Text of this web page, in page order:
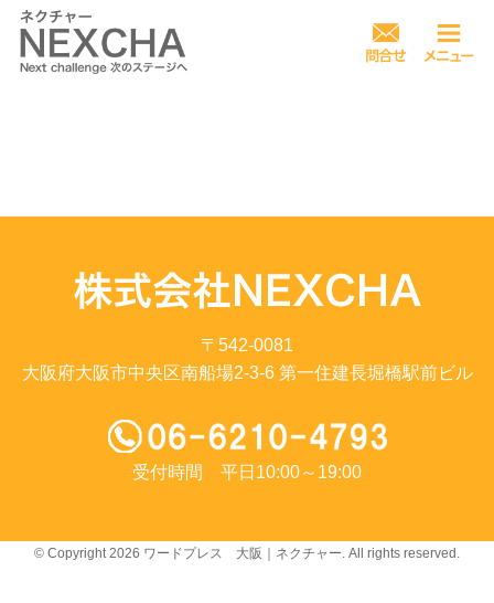
〒542-0081
大阪府大阪市中央区南船場2-3-6 第一住建長堀橋駅前ビル
受付時間 平日10:00～19:00
© Copyright 2026 ワードプレス 大阪｜ネクチャー. All rights reserved.